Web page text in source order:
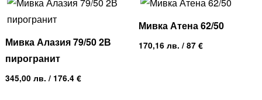
Мивка Алазия 79/50 2В
пирогранит
345,00 лв. / 176.4 €
Мивка Атена 62/50
170,16лв. / 87 €